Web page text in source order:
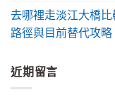
去哪裡走淡江大橋
路徑與目前替代攻略
近期留言